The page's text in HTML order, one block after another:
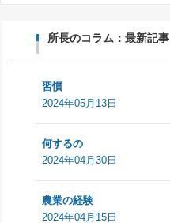
所長のコラム：最新記事
習慣
2024年05月13日
何するの
2024年04月30日
農業の経験
2024年04月15日